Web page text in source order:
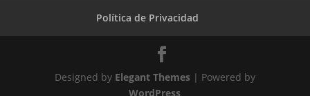
Política de Privacidad
Designed by Elegant Themes| Powered by
WordPress